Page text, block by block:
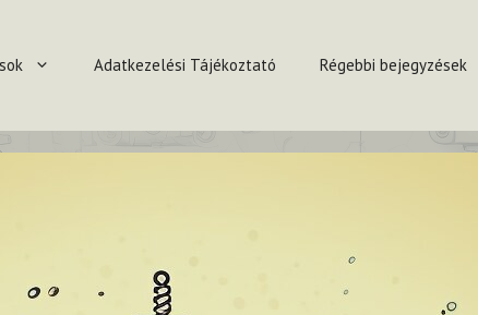
Adatkezelési Tájékoztató Régebbi bejegyzések